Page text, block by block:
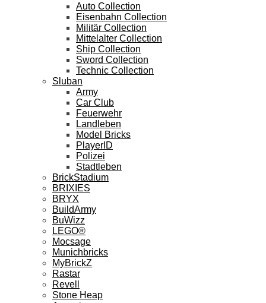
Auto Collection
Eisenbahn Collection
Militär Collection
Mittelalter Collection
Ship Collection
Sword Collection
Technic Collection
Sluban
Army
Car Club
Feuerwehr
Landleben
Model Bricks
PlayerID
Polizei
Stadtleben
BrickStadium
BRIXIES
BRYX
BuildArmy
BuWizz
LEGO®
Mocsage
Munichbricks
MyBrickZ
Rastar
Revell
Stone Heap